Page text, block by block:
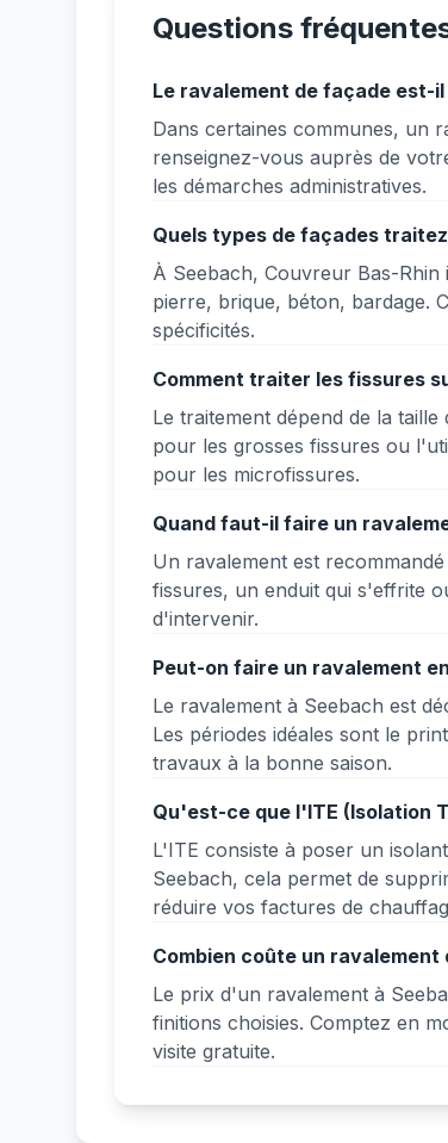
Questions
Le ravalement de façade est-
Dans certaines communes, un
renseignez-vous auprès de
les démarches administratives.
Quels types de façades
À Seebach, Couvreur Bas-
pierre, brique, béton, bardage.
spécificités.
Comment traiter les fissures
Le traitement dépend de la
pour les grosses fissures ou
pour les microfissures.
Quand faut-il faire un
Un ravalement est
fissures, un enduit qui s'effrite
d'intervenir.
Peut-on faire un ravalement
Le ravalement à Seebach est
Les périodes idéales sont le
travaux à la bonne saison.
Qu'est-ce que l'ITE (Isolation
L'ITE consiste à poser un
Seebach, cela permet de
réduire vos factures de
Combien coûte un ravalement
Le prix d'un ravalement à
finitions choisies. Comptez en
visite gratuite.